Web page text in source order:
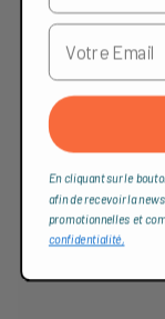
En cliquant sur le
afin de recevoir la
promotionnelles et
confidentialité,